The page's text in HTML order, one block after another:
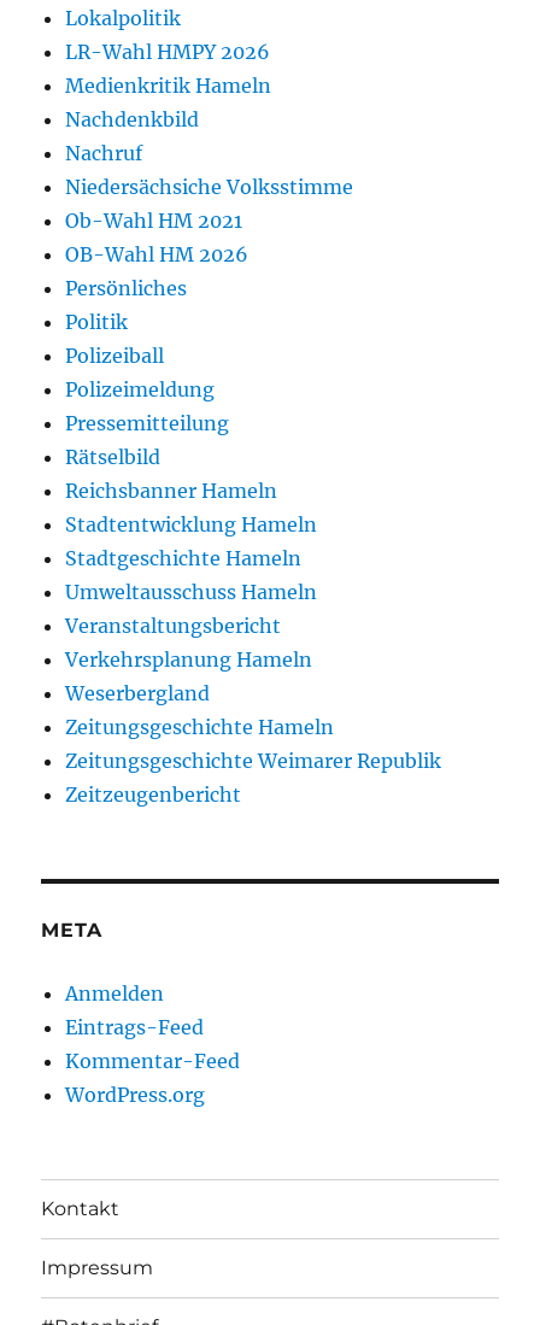
Lokalpolitik
LR-Wahl HMPY 2026
Medienkritik Hameln
Nachdenkbild
Nachruf
Niedersächsiche Volksstimme
Ob-Wahl HM 2021
OB-Wahl HM 2026
Persönliches
Politik
Polizeiball
Polizeimeldung
Pressemitteilung
Rätselbild
Reichsbanner Hameln
Stadtentwicklung Hameln
Stadtgeschichte Hameln
Umweltausschuss Hameln
Veranstaltungsbericht
Verkehrsplanung Hameln
Weserbergland
Zeitungsgeschichte Hameln
Zeitungsgeschichte Weimarer Republik
Zeitzeugenbericht
META
Anmelden
Eintrags-Feed
Kommentar-Feed
WordPress.org
Kontakt
Impressum